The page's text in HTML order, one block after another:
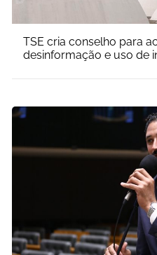
TSE cria conselho para
desinformação e uso de